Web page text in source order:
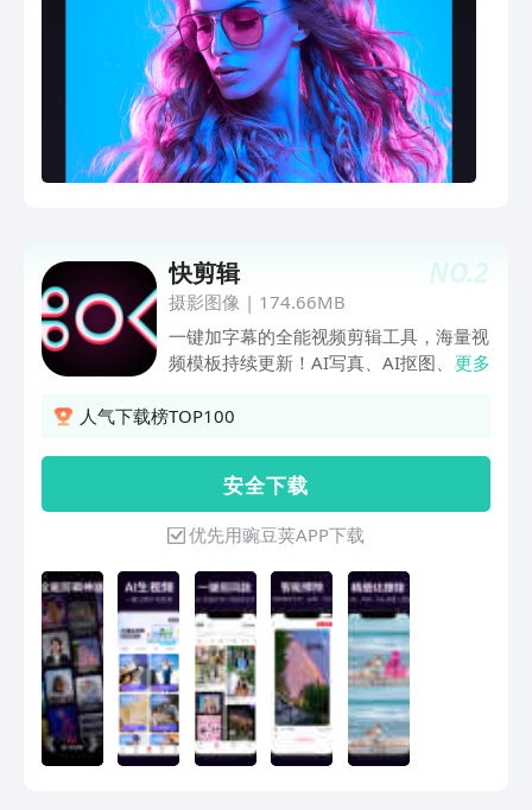
作，裁剪与制作Vlog更加专业与便捷；配
备各类编辑所需：字幕、配乐、动画贴
纸、胶片滤镜、美颜、马赛克、GIF制
作……支持4K高清与合并及导出；国内众
多Vlog剪辑大师的共同选择，热爱小影片
剪辑与 制作的剪辑工具！乐秀剪辑编辑
器适用于众多小影片短平台；全新的乐秀
接,模板，跳跃拍摄与制作功能：支持录
制，完成后可直接编辑制作小影片与短；
乐秀编辑器兼具工具倒放：时光倒流，反
向播放全超清导出字幕：缤纷加字幕，控
制字幕时间，支持字幕描边/滚动字幕，
新增智能识别的字幕可整体调整位置，让
乐、配音解说，好玩到根本停不下来马赛
克：去水印，支持在剪辑任意上涂鸦，画
心，写字，打码各种操作表情贴纸：海量
素材商店提供贴图、涂鸦贴纸、签名贴
纸，并贴心保留最近贴图记录，更有国风
类别贴纸使用GIF制作：模板支持多套个
性化表情,大小,的自由变化,更有gif动态图
可供添加，图片秒变趣味动图画中画：支
持多屏效果制作，轻松打造爆款短转场:
专属美册定制，无限制添加，让你的更独
特自定义封面:自定义封面，秀出你的专
属Vlog剪辑拍摄录像：支持多段拍摄，直
NO.2
快剪辑
摄影图像 | 174.66MB
一键加字幕的全能视频剪辑工具，海量视
频模板持续更新！AI写真、AI抠图、AI擦
业！ 快剪辑是抖音、快手、小红书、B站
础剪辑视频必备~ 【快剪辑特色功能】
「AI写真」简单操作，一键生成写真大
片，无需等待。AI写真馆有多种写真模
板，港风、古风、证件照、形象照等风格
千万选择，轻松体验不同妆造魅力，实现
写真自由！ 「视频拜年」只需一张图图
片，告别繁琐妆搭，轻松打造吸睛拜年视
频 。 「智能抠图」一键自动抠出人物换
背景，精美原创背景模板在线换 「AI快
字幕」视频自动加字幕，再也不用手敲字
幕了！ 「画中画」玩转双重曝光，把平
更多
人气下载榜TOP100
安 全 下 载
优先用豌豆荚APP下载